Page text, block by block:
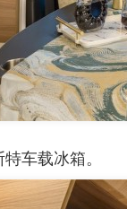
车载冰箱。